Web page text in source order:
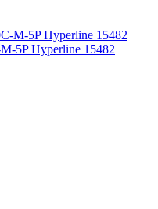
5P Hyperline 15482